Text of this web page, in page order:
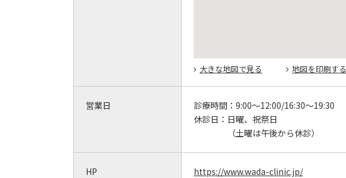
大きな地図で見る 地図を印刷する
営業日 診療時間： 9:00～12:00/16:30～19:30
休診日： 日曜、祝祭日
（土曜は午後から休診）
HP https://www.wada-clinic.jp/